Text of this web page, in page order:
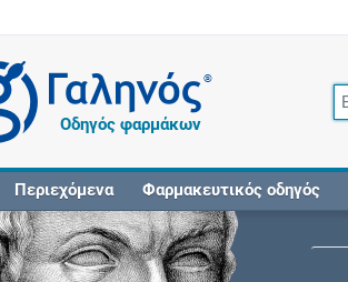
®
Οδηγός φαρμάκων
Περιεχόμενα Φαρμακευτικός οδηγός